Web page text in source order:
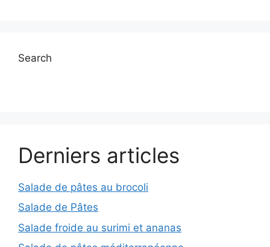
Search
Derniers articles
Salade de pâtes au brocoli
Salade de Pâtes
Salade froide au surimi et ananas